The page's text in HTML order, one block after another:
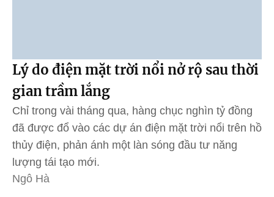
Lý do điện mặt trời nổi nở rộ sau thời
gian trầm lắng
Chỉ trong vài tháng qua, hàng chục nghìn tỷ đồng
đã được đổ vào các dự án điện mặt trời nổi trên hồ
thủy điện, phản ánh một làn sóng đầu tư năng
lượng tái tạo mới.
Ngô Hà